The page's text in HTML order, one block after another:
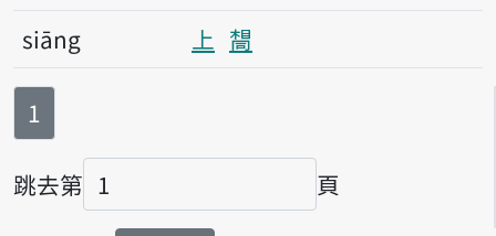
siāng
上 𫝛
第
1
跳去第
頁碼
頁